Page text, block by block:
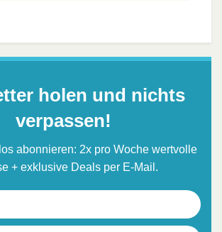
holen und nichts
verpassen!
abonnieren: 2x pro Woche wertvolle
+ exklusive Deals per E-Mail.